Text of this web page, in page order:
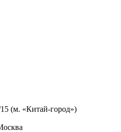
(м. «Китай-город»)